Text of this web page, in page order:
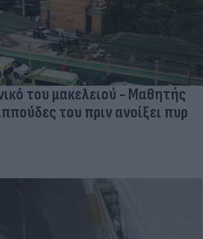
του μακελειού - Μαθητής
του πριν ανοίξει πυρ